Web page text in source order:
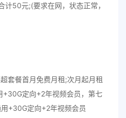
50元;(要求在网，状态正常，
套餐首月免费月租;次月起月租
定向+2年视频会员，第七
+30G定向+2年视频会员